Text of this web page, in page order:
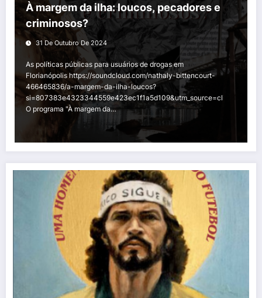
À margem da ilha: loucos, pecadores e
criminosos?
31 De Outubro De 2024
As políticas públicas para usuários de drogas em
Florianópolis https://soundcloud.com/nathaly-bittencourt-
466465836/a-margem-da-ilha-loucos?
O programa "À margem da…